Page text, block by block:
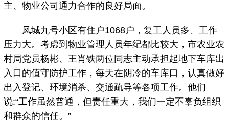
主、物业公司通力合作的良好局面。
凤城九号小区有住户1068户，复工人员多、工作
压力大。考虑到物业管理人员年纪都比较大，市农业农
村局党员杨彬、王肖铁两位同志主动承担起地下车库出
入口的值守防护工作，每天在阴冷的车库口，认真做好
出入登记、环境消杀、交通疏导等各项工作。他们
说:“工作虽然普通，但责任重大，我们一定不辜负组织
和群众的信任。”